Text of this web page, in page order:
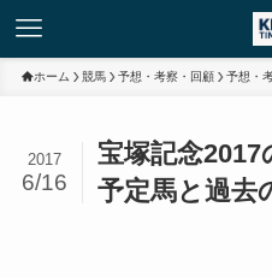
ホーム 競馬 予想・考察・回顧 予想・
宝塚記念
予定馬と過去
2017
6/16